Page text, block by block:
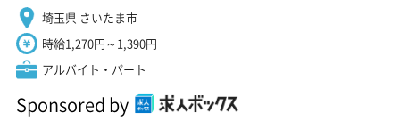
埼玉県 さいたま市
時給1,270円～1,390円
アルバイト・パート
Sponsored by